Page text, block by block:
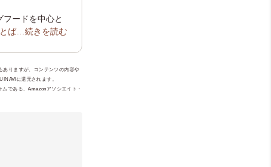
ードを中心と
ば 」や、老犬介
…続きを読む
ありますが、コンテンツの内容や
に還元されます。
である、Amazonアソシエイト・